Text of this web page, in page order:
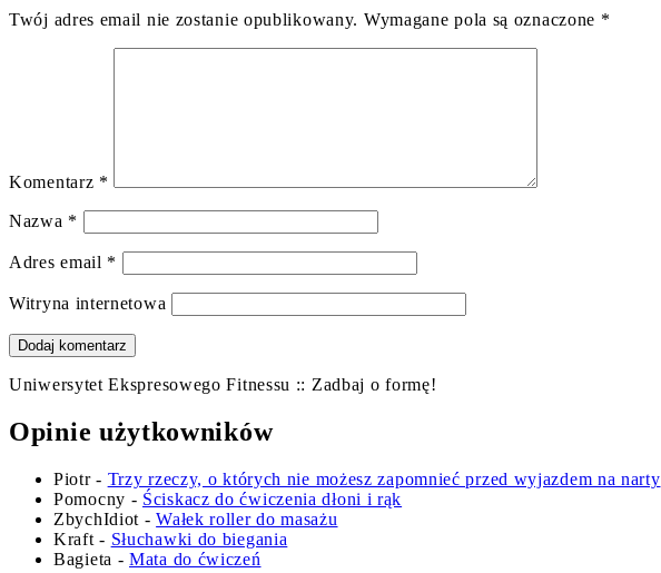
Twój adres email nie zostanie opublikowany. Wymagane pola są oznaczone *
Komentarz *
Nazwa *
Adres email *
Witryna internetowa
Uniwersytet Ekspresowego Fitnessu :: Zadbaj o formę!
Opinie użytkowników
Piotr- Trzy rzeczy, o których nie możesz zapomnieć przed wyjazdem na narty
Pomocny - Ściskacz do ćwiczenia dłoni i rąk
ZbychIdiot -Wałek roller do masażu
Kraft - Słuchawki do biegania
Bagieta -Mata do ćwiczeń